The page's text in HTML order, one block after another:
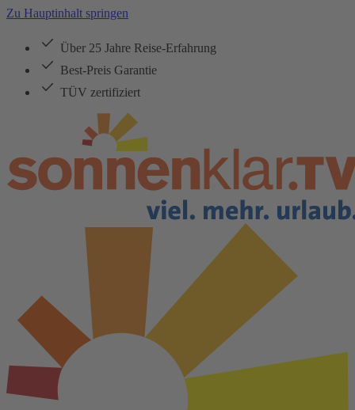
Zu Hauptinhalt springen
Über 25 Jahre Reise-Erfahrung
Best-Preis Garantie
TÜV zertifiziert